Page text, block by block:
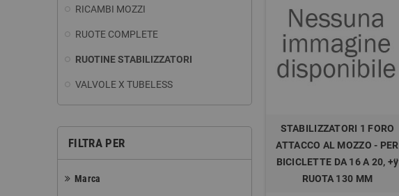
RICAMBI MOZZI
RUOTE COMPLETE
RUOTINE STABILIZZATORI
VALVOLE X TUBELESS
FILTRA PER
Marca
STABILIZZATORI 1 FORO
ATTACCO AL MOZZO - PER
BICICLETTE DA 16 A 20, +ÿ
RUOTA 130 MM